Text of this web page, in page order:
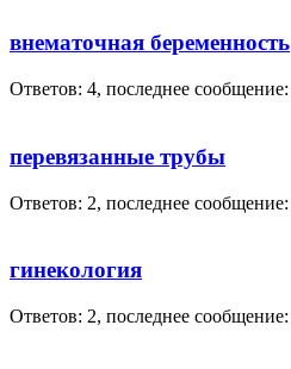
внематочная беременность
Ответов: 4, последнее сообщение:
перевязанные трубы
Ответов: 2, последнее сообщение:
гинекология
Ответов: 2, последнее сообщение: